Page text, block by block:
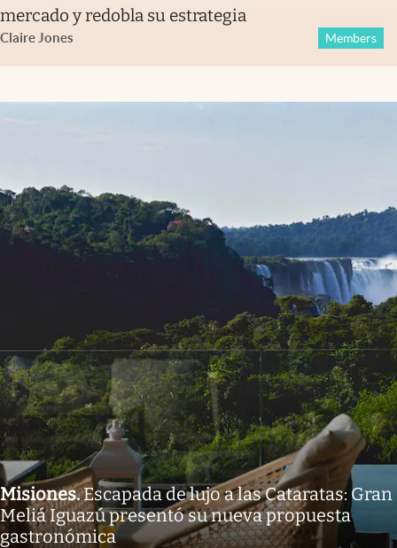
mercado y redobla su estrategia
Claire Jones Members
Misiones.Escapada de lujo a las Cataratas: Gran
Meliá Iguazú presentó su nueva propuesta
gastronómica